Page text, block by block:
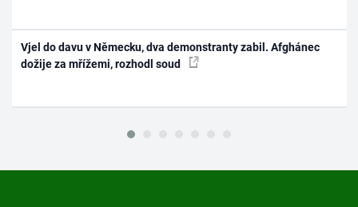
Vjel do davu v Německu, dva demonstranty zabil. Afghánec
dožije za mřížemi, rozhodl soud